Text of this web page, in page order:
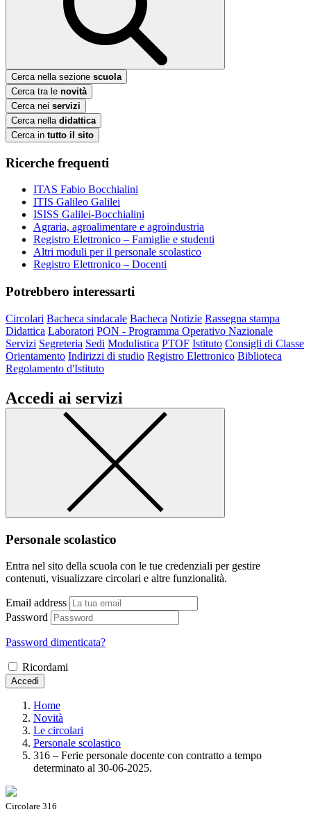
Cerca nella sezione scuola
Cerca tra le novità
Cerca nei servizi
Cerca nella didattica
Cerca in tutto il sito
Ricerche frequenti
ITAS Fabio Bocchialini
ITIS Galileo Galilei
ISISS Galilei-Bocchialini
Agraria, agroalimentare e agroindustria
Registro Elettronico – Famiglie e studenti
Altri moduli per il personale scolastico
Registro Elettronico – Docenti
Potrebbero interessarti
Circolari Bacheca sindacale Bacheca Notizie Rassegna stampa
Didattica Laboratori PON - Programma Operativo Nazionale
Servizi Segreteria Sedi Modulistica PTOF Istituto Consigli di Classe
Orientamento Indirizzi di studio Registro Elettronico Biblioteca
Regolamento d'Istituto
Accedi ai servizi
Personale scolastico
Entra nel sito della scuola con le tue credenziali per gestire
contenuti, visualizzare circolari e altre funzionalità.
Email address
Password
Password dimenticata?
Ricordami
Accedi
Home
Novità
Le circolari
Personale scolastico
316 – Ferie personale docente con contratto a tempo
determinato al 30-06-2025.
Circolare 316